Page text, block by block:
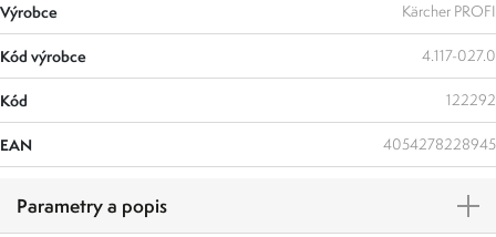
Výrobce Kärcher PROFI
Kód výrobce 4.117-027.0
Kód 122292
EAN 4054278228945
Parametry a popis